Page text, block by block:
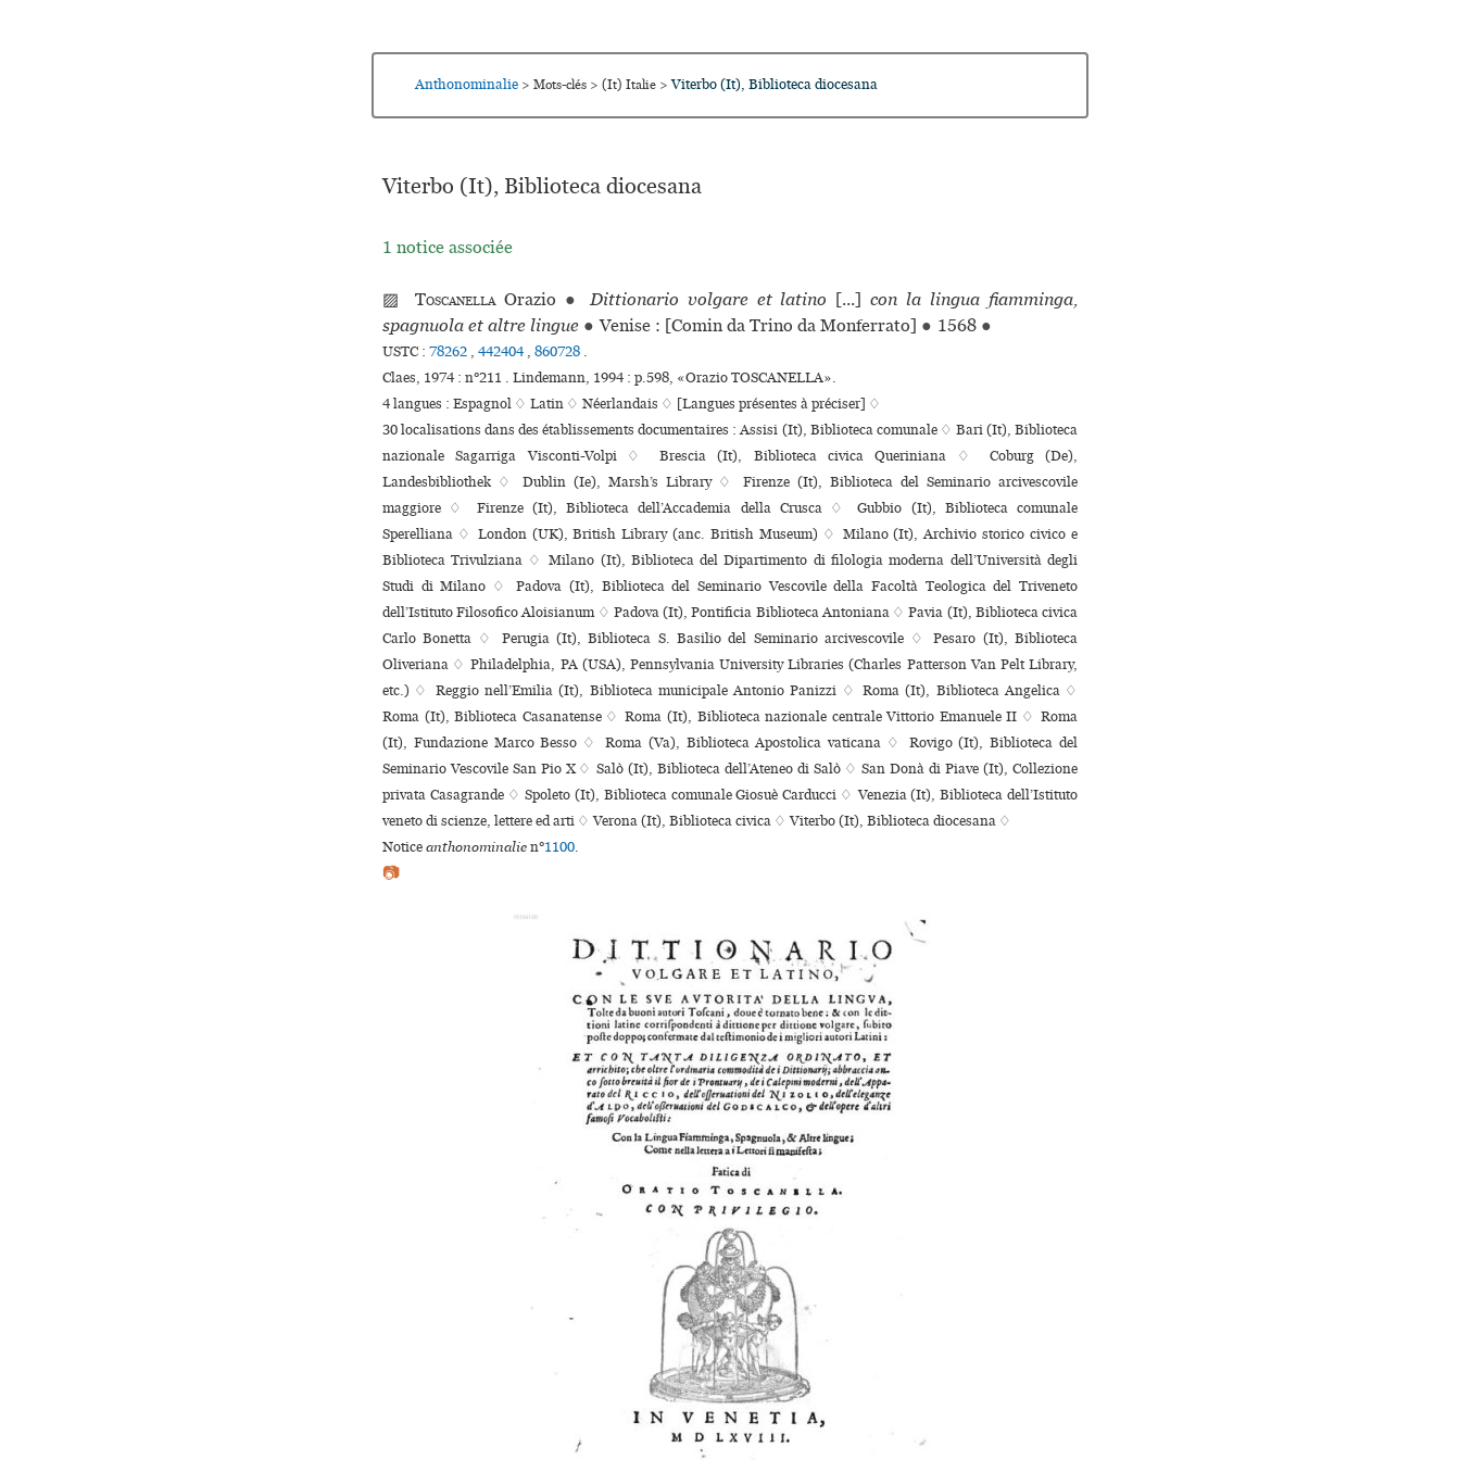
Anthonominalie > Mots-clés > (It) Italie > Viterbo (It), Biblioteca diocesana
Viterbo (It), Biblioteca diocesana
1 notice associée
▨ ToscanellaOrazio ● Dittionario volgare et latino [...]con la lingua fiamminga,
spagnuola et altre lingue ● Venise : [Comin da Trino da Monferrato] ● 1568 ●
USTC : 78262 , 442404 , 860728 .
Claes, 1974 : n°211 . Lindemann, 1994 : p.598, «Orazio TOSCANELLA».
4 langues : Espagnol ♢ Latin ♢ Néerlandais ♢ [Langues présentes à préciser] ♢
30 localisations dans des établissements documentaires : Assisi (It), Biblioteca comunale ♢ Bari (It), Biblioteca
nazionale Sagarriga Visconti-Volpi ♢ Brescia (It), Biblioteca civica Queriniana ♢ Coburg (De),
Landesbibliothek ♢ Dublin (Ie), Marsh’s Library ♢ Firenze (It), Biblioteca del Seminario arcivescovile
maggiore ♢ Firenze (It), Biblioteca dell’Accademia della Crusca ♢ Gubbio (It), Biblioteca comu­nale
Sperelliana ♢ London (UK), British Library (anc. British Museum) ♢ Milano (It), Archivio sto­rico civico e
Biblioteca Trivulziana ♢ Milano (It), Biblioteca del Dipartimento di filologia moderna dell’Università degli
Studi di Milano ♢ Padova (It), Biblioteca del Seminario Vescovile della Facoltà Teologica del Triveneto
dell’Istituto Filosofico Aloisianum ♢ Padova (It), Pontificia Biblioteca Antoniana ♢ Pavia (It), Biblioteca civica
Carlo Bonetta ♢ Perugia (It), Biblioteca S. Basilio del Seminario arci­ves­co­vile ♢ Pesaro (It), Biblioteca
Oliveriana ♢ Philadelphia, PA (USA), Pennsylvania University Libraries (Charles Patterson Van Pelt Library,
etc.) ♢ Reggio nell’Emilia (It), Biblioteca muni­ci­pale Antonio Panizzi ♢ Roma (It), Biblioteca Angelica ♢
Roma (It), Biblioteca Casanatense ♢ Roma (It), Biblioteca nazio­nale cen­trale Vittorio Emanuele II ♢ Roma
(It), Fundazione Marco Besso ♢ Roma (Va), Biblioteca Apostolica vaticana ♢ Rovigo (It), Biblioteca del
Seminario Vescovile San Pio X ♢ Salò (It), Biblioteca dell’Ateneo di Salò ♢ San Donà di Piave (It), Collezione
privata Casagrande ♢ Spoleto (It), Biblioteca comu­nale Giosuè Carducci ♢ Venezia (It), Biblioteca dell’Istituto
veneto di scienze, lettere ed arti ♢ Verona (It), Biblioteca civica ♢ Viterbo (It), Biblioteca diocesana ♢
Noticeanthonominalien°1100.
📷